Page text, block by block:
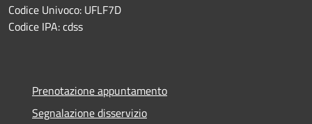
Codice Univoco: UFLF7D
Codice IPA: cdss
Prenotazione appuntamento
Segnalazione disservizio